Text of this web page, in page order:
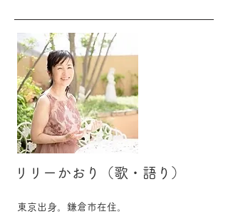
リリーかおり（歌・語り）
東京出身。鎌倉市在住。